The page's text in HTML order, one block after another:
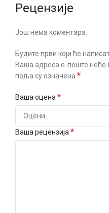
Рецензије
Још нема коментара.
Будите први који ће
Ваша адреса е-поште неће
поља су означена *
Ваша оцена *
Ваша рецензија *